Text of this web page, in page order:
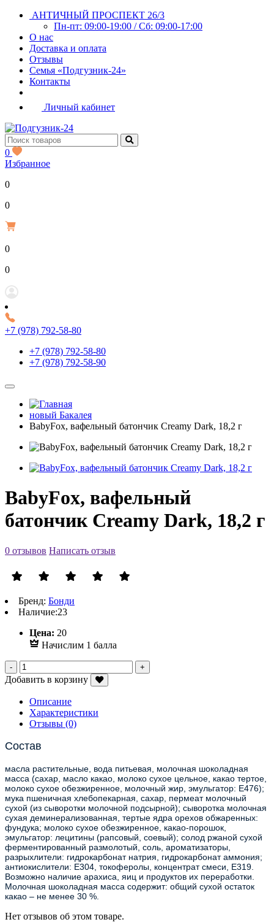
АНТИЧНЫЙ ПРОСПЕКТ 26/3
Пн-пт: 09:00-19:00 / Сб: 09:00-17:00
О нас
Доставка и оплата
Отзывы
Семья «Подгузник-24»
Контакты
Личный кабинет
0
Избранное
0
0Р
0
0Р
+7 (978) 792-58-80
+7 (978) 792-58-80
+7 (978) 792-58-90
новый Бакалея
BabyFox, вафельный батончик Creamy Dark, 18,2 г
BabyFox, вафельный
батончик Creamy Dark, 18,2 г
0 отзывов Написать отзыв
Бренд: Бонди
Наличие:23
Цена: 20Р
Начислим 1 балла
Добавить в корзину
Описание
Характеристики
Отзывы (0)
Состав
масла растительные, вода питьевая, молочная шоколадная
масса (сахар, масло какао, молоко сухое цельное, какао тертое,
молоко сухое обезжиренное, молочный жир, эмульгатор: Е476);
мука пшеничная хлебопекарная, сахар, пермеат молочный
сухой (из сыворотки молочной подсырной); сыворотка молочная
сухая деминерализованная, тертые ядра орехов обжаренных:
фундука; молоко сухое обезжиренное, какао-порошок,
эмульгатор: лецитины (рапсовый, соевый); солод ржаной сухой
ферментированный размолотый, соль, ароматизаторы,
разрыхлители: гидрокарбонат натрия, гидрокарбонат аммония;
антиокислители: Е304, токоферолы, концентрат смеси, Е319.
Возможно наличие арахиса, яиц и продуктов их переработки.
Молочная шоколадная масса содержит: общий сухой остаток
какао – не менее 30 %.
Нет отзывов об этом товаре.